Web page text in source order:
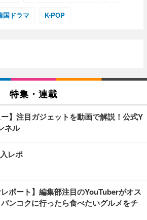
国ドラマ K-POP
特集・連載
ー】注目ガジェットを動画で解説！公式Y
ネル
レポ
レポート】編集部注目のYouTuberがオス
ンコクに行ったら食べたいグルメをチ